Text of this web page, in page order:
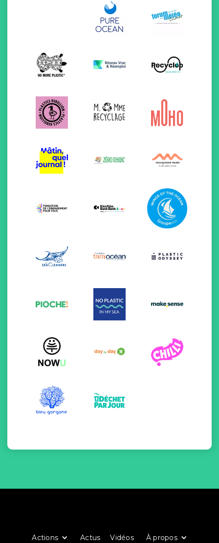
Actions Actus Vidéos À propos